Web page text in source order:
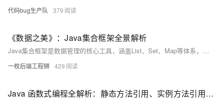
代码bug生产队 379
《数据之美》：Java集合框架全景解析
Java集合框架是数据管理的核心工具，涵盖List、Set、Map等体系，提供丰富接口与实现类，支持高效的数据操作与算法处理。
一枚后端工程狮 429
Java 函数式编程全解析：静态方法引用、实例方法引用、特定类型方法引用与构造器引用实战教程